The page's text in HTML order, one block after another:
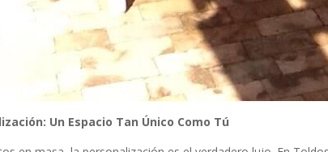
Un Espacio Tan Único Como Tú